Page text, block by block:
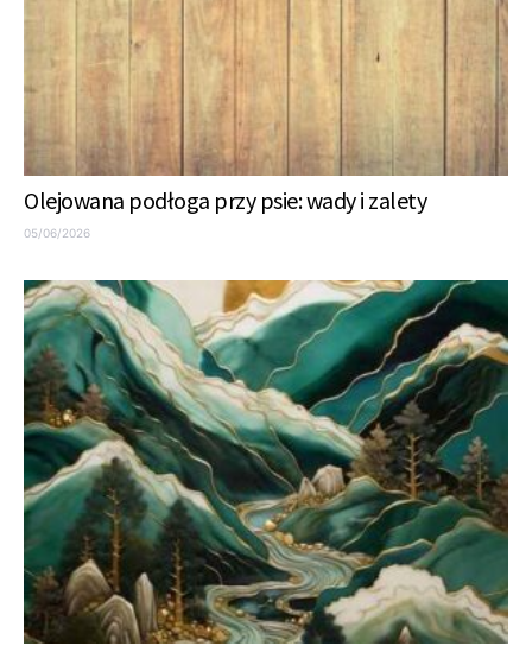
Olejowana podłoga przy psie: wady i zalety
05/06/2026